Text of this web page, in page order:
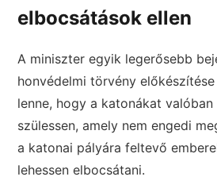
elbocsátások ellen
A miniszter egyik legerősebb
honvédelmi törvény
lenne, hogy a katonákat
szülessen, amely nem engedi
a katonai pályára feltevő
lehessen elbocsátani.